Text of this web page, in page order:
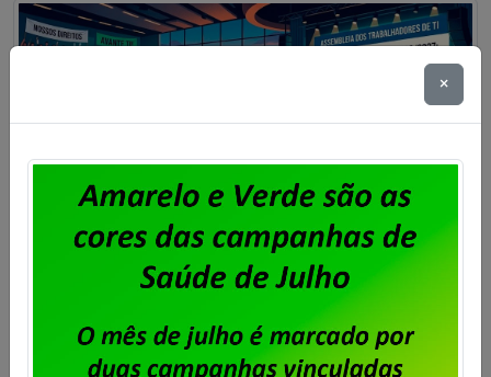
Particulares – Trabalhadores
aprovam pauta de reivindicações
2026/2027
×